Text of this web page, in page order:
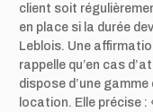
client soit
en place si la durée
Leblois. Une
rappelle qu’en cas
dispose d’une
location. Elle précise